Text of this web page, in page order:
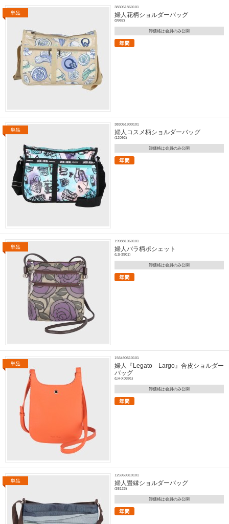
383051860101
婦人花柄ショルダーバッグ
(9982)
卸価格は会員のみ公開
383051900101
婦人コスメ柄ショルダーバッグ
(12092)
卸価格は会員のみ公開
199881060101
婦人バラ柄ポシェット
(LS-3901)
卸価格は会員のみ公開
156490610101
婦人『Legato Largo』合皮ショルダー
バッグ
(LH-X0391)
卸価格は会員のみ公開
125969310101
婦人畳縁ショルダーバッグ
(38123)
卸価格は会員のみ公開